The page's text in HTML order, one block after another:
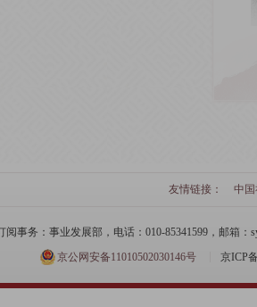
友情链接： 中
阅事务：事业发展部，电话：010-85341599，邮箱：
京公网安备11010502030146号
京ICP